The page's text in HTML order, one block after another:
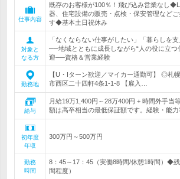
仕事内容
既存のお客様が100％！飛び込み営業なし
器、住宅設備の販売・点検・保安管理などご
す◆基本土日祝休み
対象と
なる方
「なくならない仕事がしたい」「暮らしを支
──地域とともに成長しながら“人の役に立つ
迎──資格＆営業経験
勤務地
【U・Iターン歓迎／マイカー通勤可】 ◎札
市西区二十四軒4条1-1-8 【雇入…
給与
月給19万1,400円～28万400円 + 時間外手当
額は高卒相当の最低保証額です。経験・能力
初年度
年収
300万円～500万円
勤務
時間
8：45～17：45（実働8時間/休憩1時間）◆
間程度）